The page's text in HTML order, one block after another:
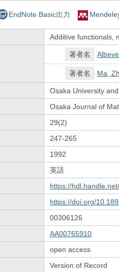
EndNote Basic出力
Additive functionals,
著者名
著者名 Ma,
Osaka University
Osaka Journal of
29(2)
247-265
1992
英語
https://
https://doi.org/
00306126
AA00765910
open access
Version of Record